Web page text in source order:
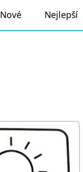
Nové Nejlepší